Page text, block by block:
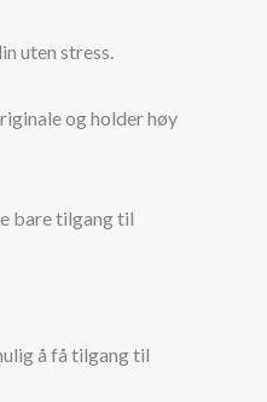
uten stress.
og holder høy
bare tilgang til
å få tilgang til